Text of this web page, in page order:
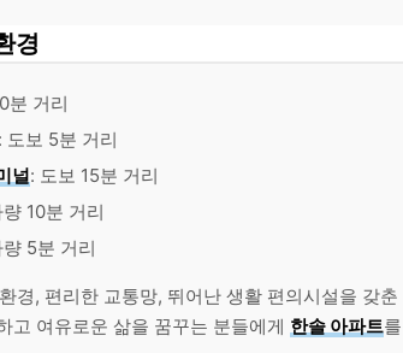
경
분 거리
: 도보 5분 거리
널: 도보 15분 거리
10분 거리
량 5분 거리
경, 편리한 교통망, 뛰어난 생활 편의시설을 갖춘
고 여유로운 삶을 꿈꾸는 분들에게 한솔 아파트